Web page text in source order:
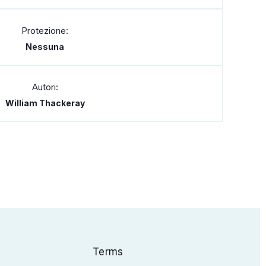
Protezione:
Nessuna
Autori:
William Thackeray
Terms